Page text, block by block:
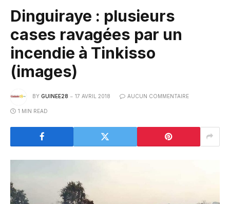
Dinguiraye : plusieurs
cases ravagées par un
incendie à Tinkisso
(images)
BY GUINEE28 17 AVRIL 2018 AUCUN COMMENTAIRE
1 MIN READ